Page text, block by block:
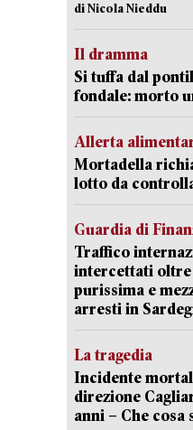
di Nicola Nieddu
Il dramma
Si tuffa dal
fondale: morto
Allerta
Mortadella
lotto da
Guardia di
Traffico
intercettati
purissima e
arresti in
La tragedia
Incidente
direzione
anni – Che cosa